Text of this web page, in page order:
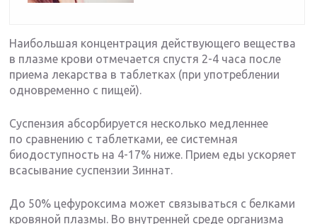
Наибольшая концентрация действующего вещества
в плазме крови отмечается спустя 2-4 часа после
приема лекарства в таблетках (при употреблении
одновременно с пищей).
Суспензия абсорбируется несколько медленнее
по сравнению с таблетками, ее системная
биодоступность на 4-17% ниже. Прием еды ускоряет
всасывание суспензии Зиннат.
До 50% цефуроксима может связываться с белками
кровяной плазмы. Во внутренней среде организма